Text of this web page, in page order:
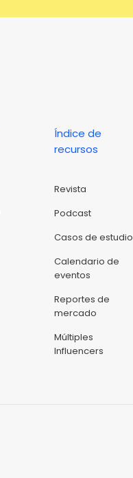
Índice de
recursos
Revista
Podcast
Casos de estudio
Calendario de
eventos
Reportes de
mercado
Múltiples
Influencers